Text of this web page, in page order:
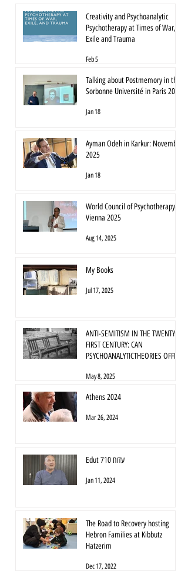
Creativity and Psychoanalytic
Psychotherapy at Times of War,
Exile and Trauma
Feb 5
Talking about Postmemory in the
Sorbonne Université in Paris 2025
Jan 18
Ayman Odeh in Karkur: November
2025
Jan 18
World Council of Psychotherapy
Vienna 2025
Aug 14, 2025
My Books
Jul 17, 2025
ANTI-SEMITISM IN THE TWENTY-
FIRST CENTURY: CAN
PSYCHOANALYTICTHEORIES OFFER
May 8, 2025
Athens 2024
Mar 26, 2024
Edut 710 עדות
Jan 11, 2024
The Road to Recovery hosting
Hebron Families at Kibbutz
Hatzerim
Dec 17, 2022